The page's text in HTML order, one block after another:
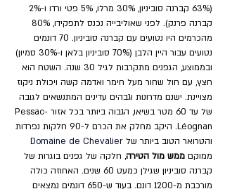
מהכרמים היו נטועים עם קברנה סוביניון. 70 דונמים
נטועים עבור היין הלבן (70% סוביניון בלאן ו-30% סמיון)
ובממוצע, הגפנים מתקרבות לגיל 30 שנה. השטח הוא
חצץ, עם חול שחור מעל חימר ואדמה קשה ויכולת ניקוז
מצויינת. ישנם מדרונות וגבהים עדינים המתנשאים לגובה
של עד 60 מטר בשיאו, הגבוה ביותר בכל אזור Pessac-
Léognan. היקב מחלק את הכרם ל-90 חלקות נפרדות
והטרואר הטוב ביותר של Domaine de Chevalier
ממוקם ממש מול הטירה, חלקה של גפנים בוגרות של
קברנה סוביניון שגילן כמעט 60 שנים. האחוזה כולה
מורכבת מ-1200 דונם. בעוד ש-650 דונמים​​ נמצאים